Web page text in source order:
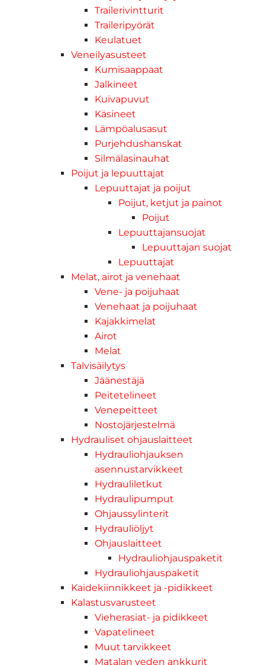
Trailerivintturit
Traileripyörät
Keulatuet
Veneilyasusteet
Kumisaappaat
Jalkineet
Kuivapuvut
Käsineet
Lämpöalusasut
Purjehdushanskat
Silmälasinauhat
Poijut ja lepuuttajat
Lepuuttajat ja poijut
Poijut, ketjut ja painot
Poijut
Lepuuttajansuojat
Lepuuttajan suojat
Lepuuttajat
Melat, airot ja venehaat
Vene- ja poijuhaat
Venehaat ja poijuhaat
Kajakkimelat
Airot
Melat
Talvisäilytys
Jäänestäjä
Peitetelineet
Venepeitteet
Nostojärjestelmä
Hydrauliset ohjauslaitteet
Hydrauliohjauksen
asennustarvikkeet
Hydrauliletkut
Hydraulipumput
Ohjaussylinterit
Hydrauliöljyt
Ohjauslaitteet
Hydrauliohjauspaketit
Hydrauliohjauspaketit
Kaidekiinnikkeet ja -pidikkeet
Kalastusvarusteet
Vieherasiat- ja pidikkeet
Vapatelineet
Muut tarvikkeet
Matalan veden ankkurit